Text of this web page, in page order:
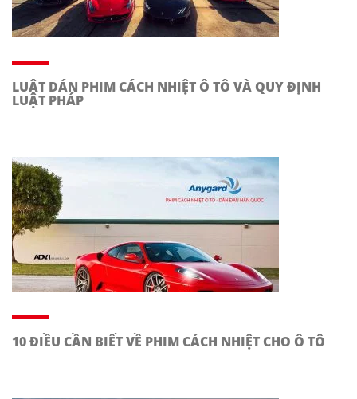
LUẬT DÁN PHIM CÁCH NHIỆT Ô TÔ VÀ QUY ĐỊNH
LUẬT PHÁP
10 ĐIỀU CẦN BIẾT VỀ PHIM CÁCH NHIỆT CHO Ô TÔ